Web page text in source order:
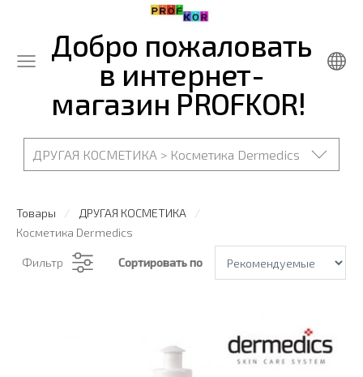
Добро пожаловать
в интернет-
магазин PROFKOR!
ДРУГАЯ КОСМЕТИКА > Косметика Dermedics
Товары
ДРУГАЯ КОСМЕТИКА
Косметика Dermedics
Фильтр Сортировать по